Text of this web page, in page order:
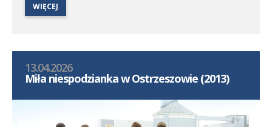
Lechem Poznań/Dominowo-Krzykosy.
WIĘCEJ
13.04.2026
Miła niespodzianka w Ostrzeszowie (2013)